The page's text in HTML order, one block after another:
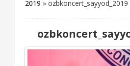
2019 » ozbkoncert_sayyod_2019